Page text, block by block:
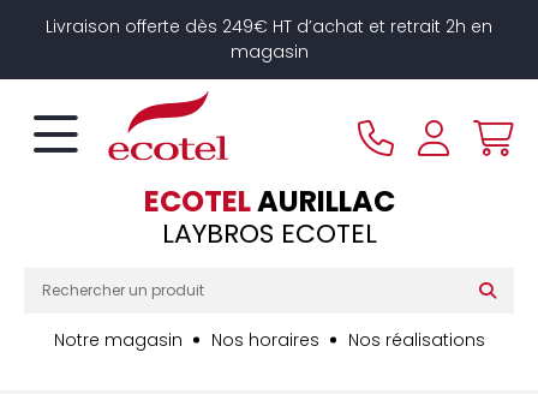
Livraison offerte dès 249€ HT d’achat et retrait 2h en
magasin
ECOTELAURILLAC
LAYBROS ECOTEL
Notre magasin Nos horaires Nos réalisations
Panneau de gestion des cookies